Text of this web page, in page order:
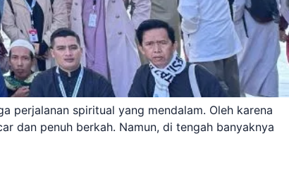
perjalanan spiritual yang mendalam. Oleh karena
dan penuh berkah. Namun, di tengah banyaknya